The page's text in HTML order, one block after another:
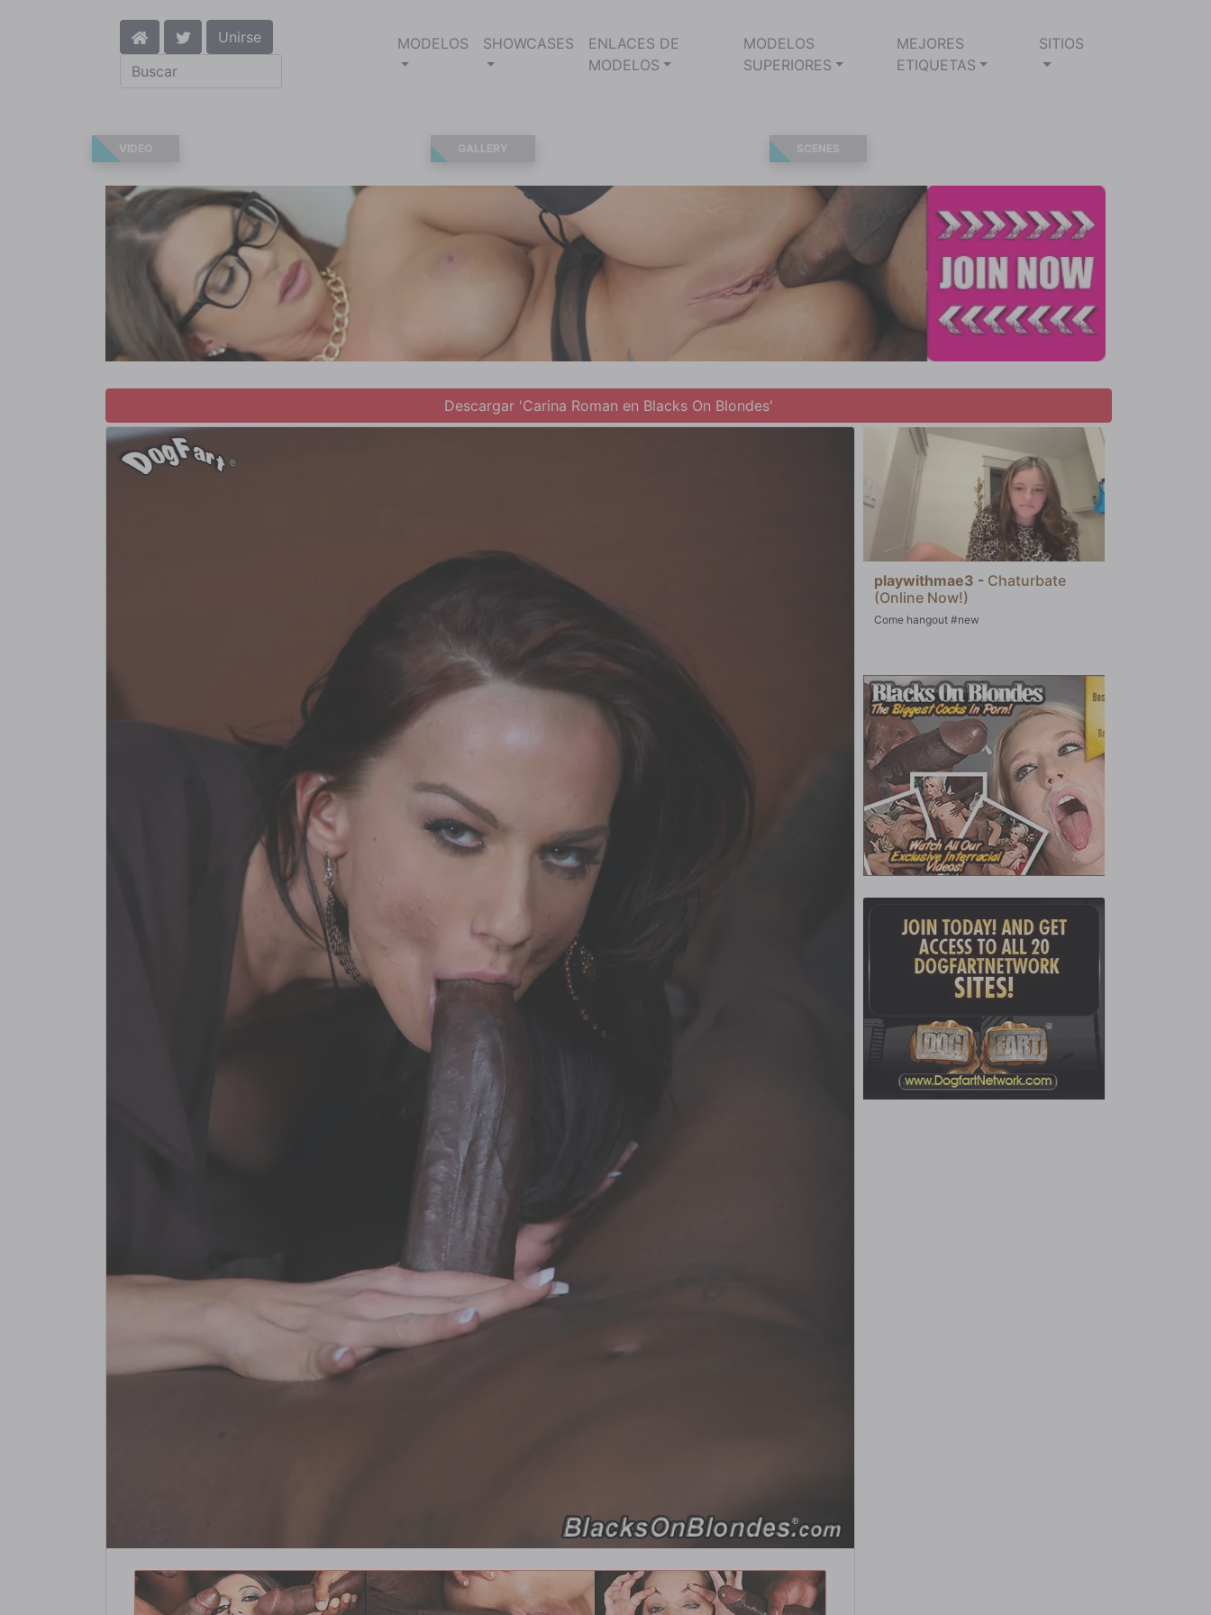
Unirse MODELOS SHOWCASES
ENLACES DE
MODELOS
MODELOS
SUPERIORES
MEJORES
ETIQUETAS
SITIOS
VIDEO GALLERY SCENES
Descargar 'Carina Roman en Blacks On Blondes'
playwithmae3 - Chaturbate
(Online Now!)
Come hangout #new